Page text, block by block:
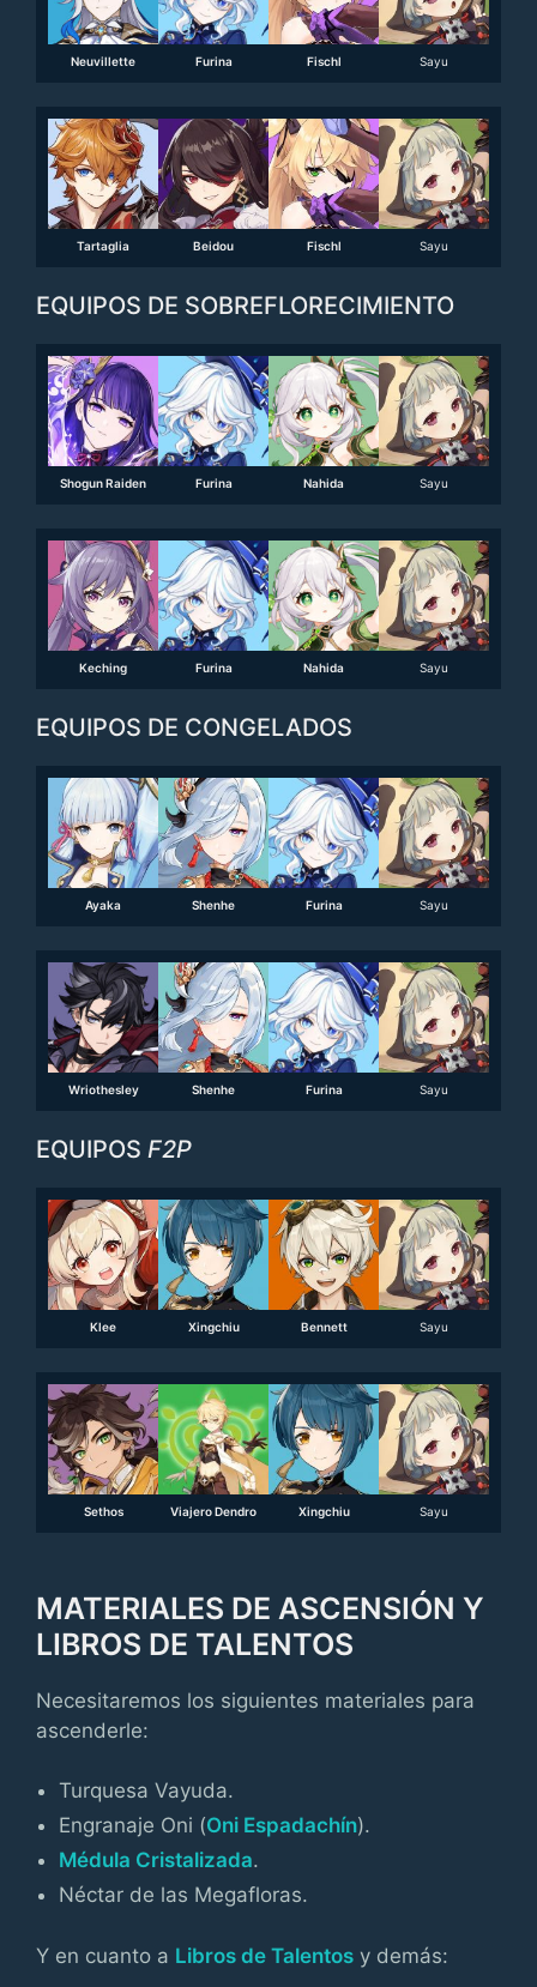
Neuvillette Furina Fischl Sayu
Tartaglia Beidou Fischl Sayu
EQUIPOS DE SOBREFLORECIMIENTO
Shogun Raiden Furina Nahida Sayu
Keching Furina Nahida Sayu
EQUIPOS DE CONGELADOS
Ayaka Shenhe Furina Sayu
Wriothesley Shenhe Furina Sayu
EQUIPOS F2P
Klee Xingchiu Bennett Sayu
Sethos Viajero Dendro Xingchiu Sayu
MATERIALES DE ASCENSIÓN Y
LIBROS DE TALENTOS
Necesitaremos los siguientes materiales para
ascenderle:
Turquesa Vayuda.
Engranaje Oni (Oni Espadachín).
Médula Cristalizada.
Néctar de las Megafloras.
Y en cuanto a Libros de Talentos y demás: